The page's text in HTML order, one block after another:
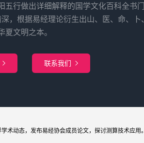
行做出详细解释的国学文化百科全书
，根据易经理论衍生出山、医、命、卜
夏文明之本。
 联系我们 
学术动态，发布易经协会成员论文，探讨测算技术应用。